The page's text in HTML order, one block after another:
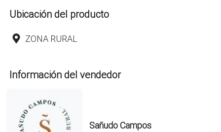
Ubicación del producto
ZONA RURAL
Información del vendedor
Sañudo Campos